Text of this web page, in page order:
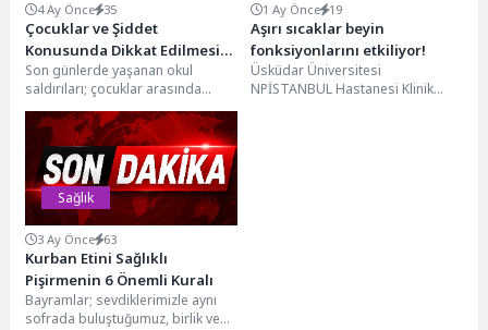
4 Ay Önce 35
Çocuklar ve Şiddet
Konusunda Dikkat Edilmesi
Gerekenler
Son günlerde yaşanan okul
saldırıları; çocuklar arasında
şiddet, akran zorbalığı ve uyum
problemlerini yeniden gündeme...
1 Ay Önce 19
Aşırı sıcaklar beyin
fonksiyonlarını etkiliyor!
Üsküdar Üniversitesi
NPİSTANBUL Hastanesi Klinik
Sağlık
3 Ay Önce 63
Kurban Etini Sağlıklı
Pişirmenin 6 Önemli Kuralı
Bayramlar; sevdiklerimizle aynı
sofrada buluştuğumuz, birlik ve